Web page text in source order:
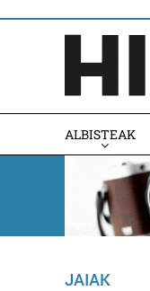
ALBISTEAK
JAIAK